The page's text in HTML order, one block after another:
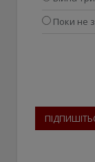
Поки не